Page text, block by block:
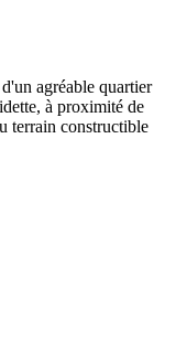
agréable quartier
à proximité de
terrain constructible